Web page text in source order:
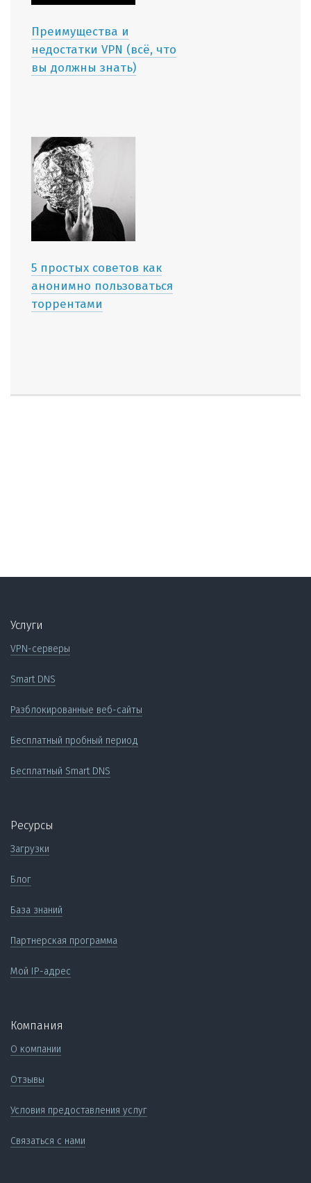
Преимущества и
недостатки VPN (всё, что
вы должны знать)
5 простых советов как
анонимно пользоваться
торрентами
Услуги
VPN-серверы
Smart DNS
Разблокированные веб-сайты
Бесплатный пробный период
Бесплатный Smart DNS
Ресурсы
Загрузки
Блог
База знаний
Партнерская программа
Мой IP-адрес
Компания
О компании
Отзывы
Условия предоставления услуг
Связаться с нами